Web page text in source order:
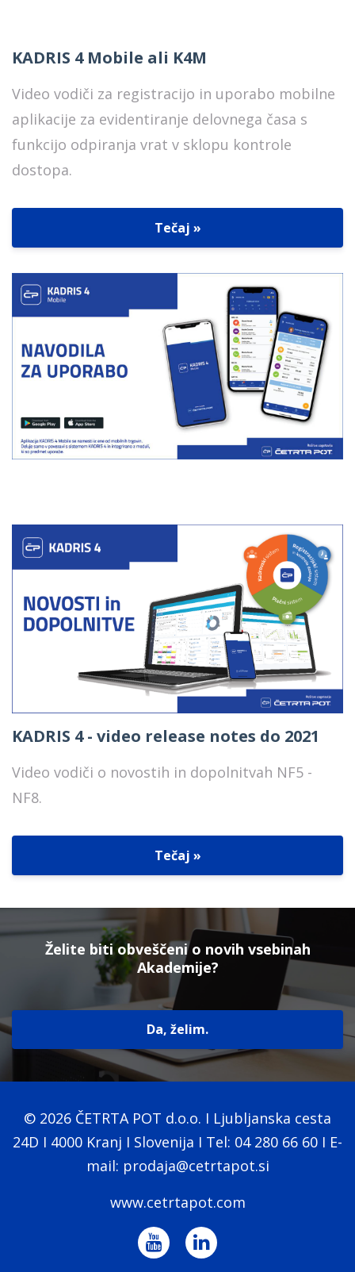
KADRIS 4 Mobile ali K4M
Video vodiči za registracijo in uporabo mobilne
aplikacije za evidentiranje delovnega časa s
funkcijo odpiranja vrat v sklopu kontrole
dostopa.
Tečaj »
KADRIS 4 - video release notes do 2021
Video vodiči o novostih in dopolnitvah NF5 -
NF8.
Tečaj »
Želite biti obveščeni o novih vsebinah
Akademije?
Da, želim.
© 2026 ČETRTA POT d.o.o. I Ljubljanska cesta
24D I 4000 Kranj I Slovenija I Tel: 04 280 66 60 I E-
mail: prodaja@cetrtapot.si
www.cetrtapot.com